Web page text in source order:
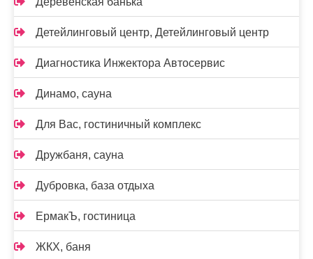
Детейлинговый центр, Детейлинговый центр
Диагностика Инжектора Автосервис
Динамо, сауна
Для Вас, гостиничный комплекс
Дружбаня, сауна
Дубровка, база отдыха
ЕрмакЪ, гостиница
ЖКХ, баня